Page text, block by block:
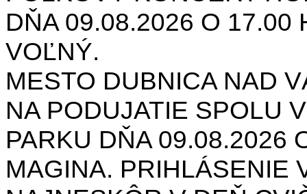
DŇA 09.08.2026 O 17.00
VOĽNÝ.
MESTO DUBNICA NAD
NA PODUJATIE SPOLU
PARKU DŇA 09.08.2026
MAGINA. PRIHLÁSENIE